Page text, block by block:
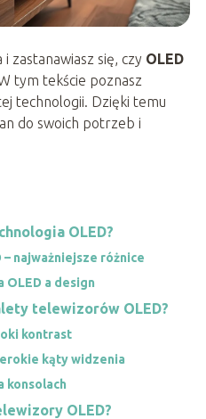
zastanawiasz się, czy OLED
tym tekście poznasz
technologii. Dzięki temu
do swoich potrzeb i
OLED?
– najważniejsze różnice
a design
telewizorów OLED?
kontrast
kąty widzenia
konsolach
OLED?